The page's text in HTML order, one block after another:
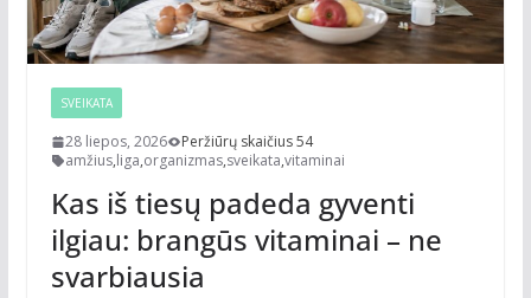
SVEIKATA
28 liepos, 2026
Peržiūrų skaičius 54
amžius,liga,organizmas,sveikata,vitaminai
Kas iš tiesų padeda gyventi
ilgiau: brangūs vitaminai – ne
svarbiausia